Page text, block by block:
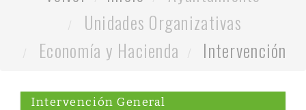
Unidades Organizativas
Economía y Hacienda
Intervención
Intervención General